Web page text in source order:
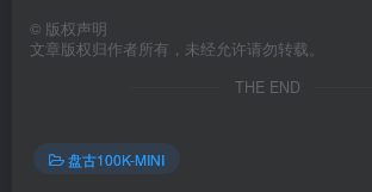
© 版权声明
文章版权归作者所有，未经允许请勿转载。
THE END
盘古100K-MINI